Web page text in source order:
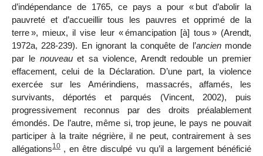
d’indépendance de 1765, ce pays a pour « but d’abolir la
pauvreté et d’accueillir tous les pauvres et opprimé de la
terre», mieux, il vise leur «émancipation [à] tous » (Arendt,
1972a, 228-239). En ignorant la conquête de l’ancien monde
par le nouveauet sa violence, Arendt redouble un premier
effacement, celui de la Déclaration. D’une part, la violence
exercée sur les Amérindiens, massacrés, affamés, les
survivants, déportés et parqués (Vincent, 2002), puis
progressivement reconnus par des droits préalablement
émondés. De l’autre, même si, trop jeune, le pays ne pouvait
participer à la traite négrière, il ne peut, contrairement à ses
allégations10 , en être disculpé vu qu’il a largement bénéficié